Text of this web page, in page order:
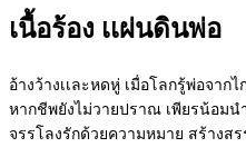
เนื้อร้อง เเผ่นดินพ่อ
อ้างว้างเเละหดหู่ เมื่อโลกรู้พ่อจา
หากชีพยังไม่วายปราณ เพียรน้อมน
จรรโลงรักด้วยความหมาย สร้างส